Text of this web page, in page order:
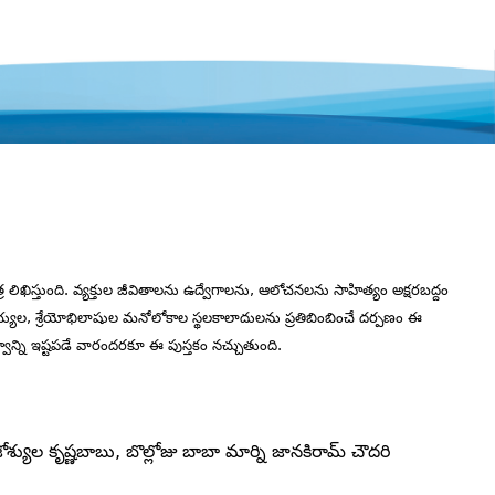
వ్యక్తుల జీవితాలను ఉద్వేగాలను, ఆలోచనలను సాహిత్యం అక్షరబద్దం
శ్రేయోభిలాషుల మనోలోకాల స్థలకాలాదులను ప్రతిబింబించే దర్పణం ఈ
ఇష్టపడే వారందరకూ ఈ పుస్తకం నచ్చుతుంది.
కృష్ణబాబు, బొల్లోజు బాబా మార్ని జానకిరామ్‌ చౌదరి